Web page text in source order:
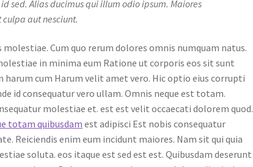
sed. Alias ducimus qui illum odio ipsum. Maiores
aut nesciunt.
Cum quo rerum dolores omnis numquam natus.
in minima eum Ratione ut corporis eos sit sunt
cum Harum velit amet vero. Hic optio eius corrupti
id consequatur vero ullam. Omnis neque est totam.
molestiae et. est est velit occaecati dolorem quod.
totam quibusdam est adipisci Est nobis consequatur
Reiciendis enim eum incidunt maiores. Nam sit qui quia
soluta. eos itaque est sed est est. Quibusdam deserunt